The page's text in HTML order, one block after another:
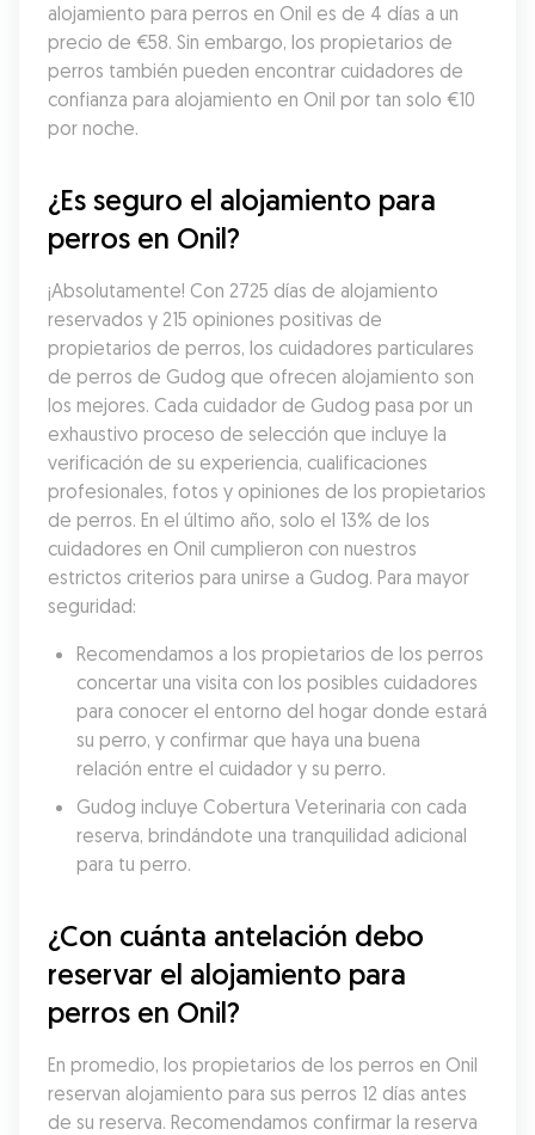
alojamiento para perros en Onil es de 4 días a un
precio de €58. Sin embargo, los propietarios de
perros también pueden encontrar cuidadores de
confianza para alojamiento en Onil por tan solo €10
por noche.
¿Es seguro el alojamiento para
perros en Onil?
¡Absolutamente! Con 2725 días de alojamiento
reservados y 215 opiniones positivas de
propietarios de perros, los cuidadores particulares
de perros de Gudog que ofrecen alojamiento son
los mejores. Cada cuidador de Gudog pasa por un
exhaustivo proceso de selección que incluye la
verificación de su experiencia, cualificaciones
profesionales, fotos y opiniones de los propietarios
de perros. En el último año, solo el 13% de los
cuidadores en Onil cumplieron con nuestros
estrictos criterios para unirse a Gudog. Para mayor
seguridad:
Recomendamos a los propietarios de los perros
concertar una visita con los posibles cuidadores
para conocer el entorno del hogar donde estará
su perro, y confirmar que haya una buena
relación entre el cuidador y su perro.
Gudog incluye Cobertura Veterinaria con cada
reserva, brindándote una tranquilidad adicional
para tu perro.
¿Con cuánta antelación debo
reservar el alojamiento para
perros en Onil?
En promedio, los propietarios de los perros en Onil
reservan alojamiento para sus perros 12 días antes
de su reserva. Recomendamos confirmar la reserva